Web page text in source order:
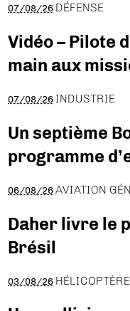
07/08/26 DÉFENSE
Vidéo – Pilote
main aux
07/08/26 INDUSTRIE
Un septième
programme
06/08/26 AVIATION
Daher livre le
Brésil
03/08/26 HÉLICOPTÈRE